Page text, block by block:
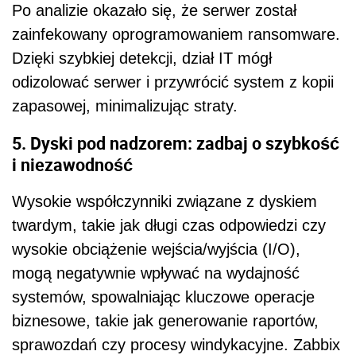
Po analizie okazało się, że serwer został
zainfekowany oprogramowaniem ransomware.
Dzięki szybkiej detekcji, dział IT mógł
odizolować serwer i przywrócić system z kopii
zapasowej, minimalizując straty.
5. Dyski pod nadzorem: zadbaj o szybkość
i niezawodność
Wysokie współczynniki związane z dyskiem
twardym, takie jak długi czas odpowiedzi czy
wysokie obciążenie wejścia/wyjścia (I/O),
mogą negatywnie wpływać na wydajność
systemów, spowalniając kluczowe operacje
biznesowe, takie jak generowanie raportów,
sprawozdań czy procesy windykacyjne. Zabbix